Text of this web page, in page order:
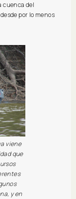
cuenca del
por lo menos
viene
que
y en